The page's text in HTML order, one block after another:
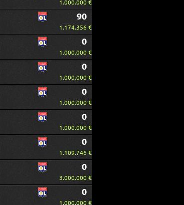
1.000.000 €
90
1.174.356 €
0
1.000.000 €
0
1.000.000 €
0
1.000.000 €
0
1.000.000 €
0
1.109.746 €
0
3.000.000 €
0
1.000.000 €